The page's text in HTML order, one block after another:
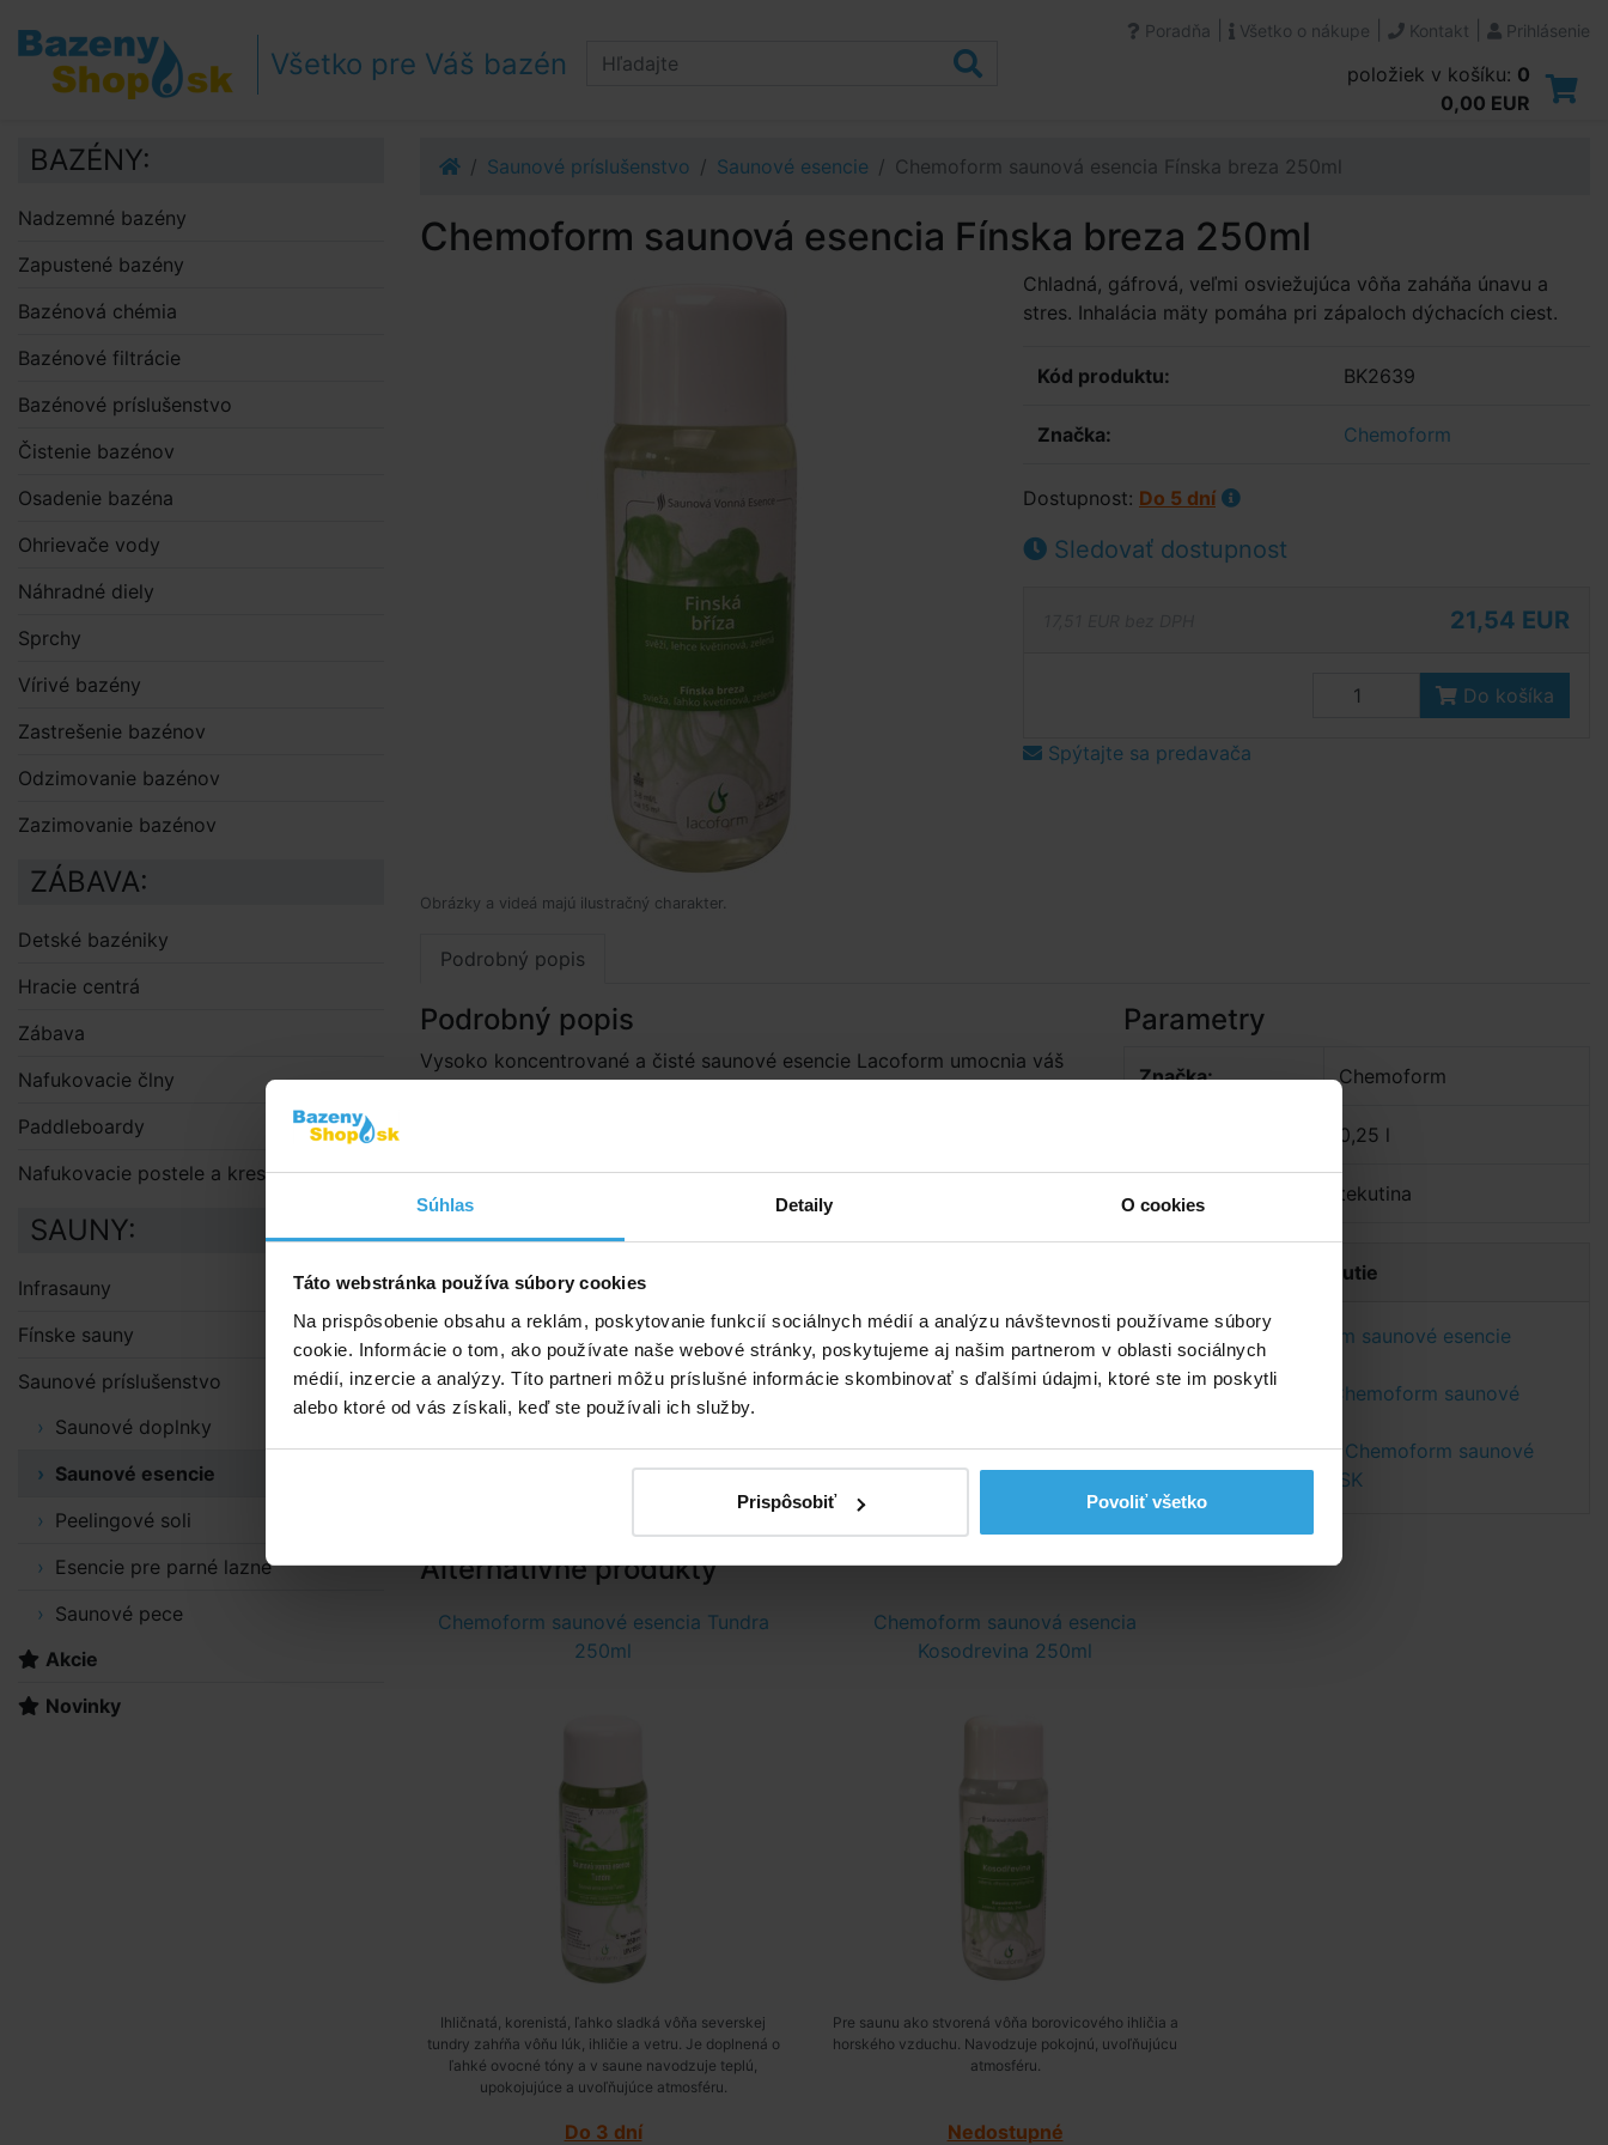
Súhlas Detaily O cookies
Táto webstránka používa súbory cookies
Na prispôsobenie obsahu a reklám, poskytovanie funkcií sociálnych médií a analýzu návštevnosti používame súbory
cookie. Informácie o tom, ako používate naše webové stránky, poskytujeme aj našim partnerom v oblasti sociálnych
médií, inzercie a analýzy. Títo partneri môžu príslušné informácie skombinovať s ďalšími údajmi, ktoré ste im poskytli
alebo ktoré od vás získali, keď ste používali ich služby.
Prispôsobiť Povoliť všetko
Prejsť na obsah
Prejsť k bočnému stĺpci
Klávesové skratky
Všetko pre Váš bazén
Poradňa Všetko o nákupe Kontakt Prihlásenie
položiek v košíku: 0
0,00 EUR
Saunové príslušenstvo Saunové esencie Chemoform saunová esencia Fínska breza 250ml
Chemoform saunová esencia Fínska breza 250ml
Obrázky a videá majú ilustračný charakter.
Chladná, gáfrová, veľmi osviežujúca vôňa zaháňa únavu a
stres. Inhalácia mäty pomáha pri zápaloch dýchacích ciest.
Kód produktu: BK2639
Značka: Chemoform
Dostupnost: Do 5 dní
Sledovať dostupnost
21,54 EUR
Do košíka
Spýtajte sa predavača
Podrobný popis
Podrobný popis
Vysoko koncentrované a čisté saunové esencie Lacoform umocnia váš
potom opatrne polievame saunové kamene. Vo verejných prevádzkach
odporúčame inštaláciu dávkovača či odparovacích mištičiek
umiestnených nad saunovými kachľami.
Cena je uvedená za balenie s objemom 250ml
Parametry
Značka: Chemoform
0,25 l
Druh: tekutina
Dokumenty na stiahnutie
Etiketa - Chemoform saunové esencie
Fínska breza
Bezpečnostný list Chemoform saunové
Bezpečnostný list - Chemoform saunové
esencia Fínska breza SK
Alternatívne produkty
Chemoform saunové esencia Tundra
250ml
Ihličnatá, korenistá, ľahko sladká vôňa severskej
tundry zahŕňa vôňu lúk, ihličie a vetru. Je doplnená o
ľahké ovocné tóny a v saune navodzuje teplú,
upokojujúce a uvoľňujúce atmosféru.
Do 3 dní
Chemoform saunová esencia
Kosodrevina 250ml
Pre saunu ako stvorená vôňa borovicového ihličia a
horského vzduchu. Navodzuje pokojnú, uvoľňujúcu
atmosféru.
Nedostupné
BAZÉNY:
Nadzemné bazény
Zapustené bazény
Bazénová chémia
Bazénové filtrácie
Bazénové príslušenstvo
Čistenie bazénov
Osadenie bazéna
Ohrievače vody
Náhradné diely
Sprchy
Vírivé bazény
Zastrešenie bazénov
Odzimovanie bazénov
Zazimovanie bazénov
ZÁBAVA:
Detské bazéniky
Hracie centrá
Zábava
Nafukovacie člny
Paddleboardy
Nafukovacie postele a kreslá
SAUNY:
Infrasauny
Fínske sauny
Saunové príslušenstvo
Saunové doplnky
Saunové esencie
Peelingové soli
Esencie pre parné lazne
Saunové pece
Akcie
Novinky